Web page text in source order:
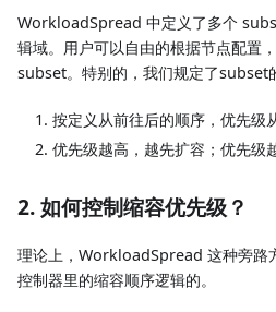
WorkloadSpread 中定义了多个
辑域。用户可以自由的根据节点配置
subset。特别的，我们规定了subset
按定义从前往后的顺序，优先级
优先级越高，越先扩容；优先级
2. 如何控制缩容优先级？
理论上，WorkloadSpread 这种旁路
控制器里的缩容顺序逻辑的。